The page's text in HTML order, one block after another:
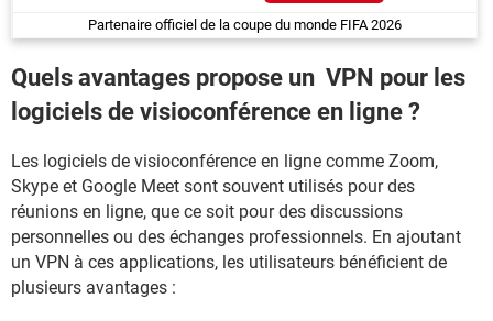
Partenaire officiel de la coupe du monde FIFA 2026
Quels avantages propose un VPN pour les
logiciels de visioconférence en ligne ?
Les logiciels de visioconférence en ligne comme Zoom,
Skype et Google Meet sont souvent utilisés pour des
réunions en ligne, que ce soit pour des discussions
personnelles ou des échanges professionnels. En ajoutant
un VPN à ces applications, les utilisateurs bénéficient de
plusieurs avantages :